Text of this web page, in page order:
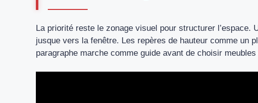
La priorité reste le zonage visuel pour structurer l’espace.
jusque vers la fenêtre. Les repères de hauteur comme un
paragraphe marche comme guide avant de choisir